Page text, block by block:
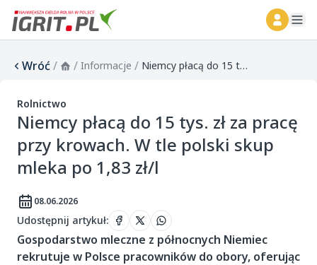
Wróć/ / Informacje / Niemcy płacą do 15 tys. zł za pracę przy krowach. W tle polski skup mleka po 1,83 zł/l
Rolnictwo
Niemcy płacą do 15 tys. zł za pracę
przy krowach. W tle polski skup
mleka po 1,83 zł/l
08.06.2026
Udostępnij artykuł:
Gospodarstwo mleczne z północnych Niemiec
rekrutuje w Polsce pracowników do obory, oferując